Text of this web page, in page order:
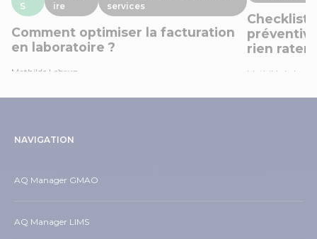
S
ire
services
Comment optimiser la facturation
en laboratoire ?
Mathilde Lebrun
Checklist
rien rater
Mathilde Lebrun
NAVIGATION
AQ Manager GMAO
AQ Manager LIMS